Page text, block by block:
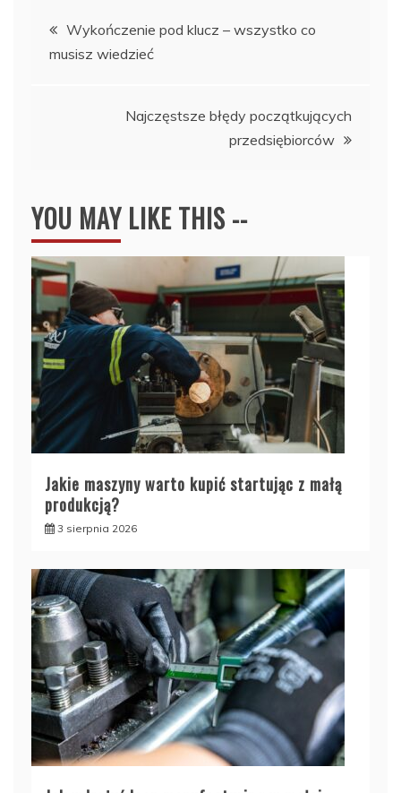
Nawigacja
wpisu
Wykończenie pod klucz – wszystko co
musisz wiedzieć
Najczęstsze błędy początkujących
przedsiębiorców
YOU MAY LIKE THIS --
Jakie maszyny warto kupić startując z małą
produkcją?
3 sierpnia 2026